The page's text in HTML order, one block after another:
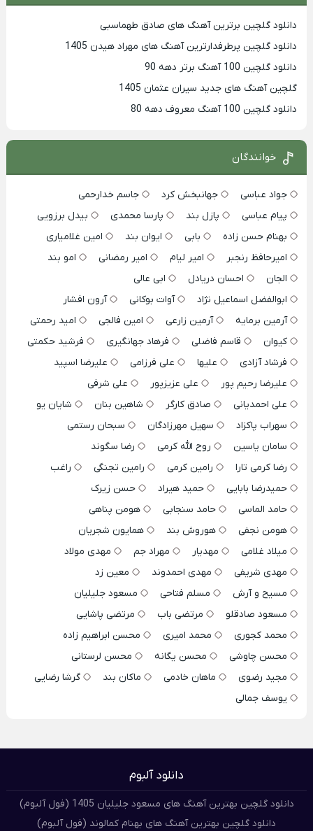
دانلود گلچین برترین آهنگ های صادق طهماسبی
دانلود گلچین پرطرفدارترین آهنگ های مهراد هیدن 1405
دانلود گلچین 100 آهنگ برتر دهه 90
گلچین آهنگ های جدید سیران عثمان 1405
دانلود گلچین 100 آهنگ معروف دهه 80
خوانندگان
جواد عباسی جهانبخش کرد
جاسم خدارحمی
پیام عباسی
پازل بند پارسا محمدی
بیدل برزویی
بهنام حسن زاده
بابی ایوان بند
امین غلامیاری
امیرحافظ رنجبر
امیر لیام امیر رمضانی
امو بند
الجان
احسان دریادل
ابی عالی
ابوالفضل اسماعیل نژاد
آوات بوکانی
آرون افشار
آرمین برمایه
آرمین زارعی امین فالجی
امید رحمتی
کیوان
قاسم فاضلی فرهاد جهانگیری
فرشید حکمتی
فرشاد آزادی
علیها علی فرزامی
علیرضا اسپید
علیرضا رحیم پور
علی عزیزپور
علی شرفی
علی احمدیانی
صادق کارگر شاهین بنان
شایان یو
سهراب پاکزاد
سهیل مهرزادگان
سبحان رستمی
سامان یاسین
روح الله کرمی
رضا سگوند
رضا کرمی تارا
رامین کرمی رامین تجنگی
راغب
حمیدرضا بابایی
حمید هیراد
حسن زیرک
حامد الماسی
حامد سنجابی
هومن پناهی
هومن نجفی
هوروش بند
همایون شجریان
میلاد غلامی
مهدیار مهراد جم
مهدی مولاد
مهدی شریفی
مهدی احمدوند
معین زد
مسیح و آرش
مسلم فتاحی
مسعود جلیلیان
مسعود صادقلو
مرتضی باب
مرتضی پاشایی
محمد کجوری
محمد امیری
محسن ابراهیم زاده
محسن چاوشی
محسن یگانه
محسن لرستانی
مجید رضوی
ماهان خادمی ماکان بند
گرشا رضایی
یوسف جمالی
دانلود آلبوم
دانلود گلچین بهترین آهنگ های مسعود جلیلیان 1405 (فول آلبوم)
دانلود گلچین بهترین آهنگ های بهنام کمالوند (فول آلبوم)